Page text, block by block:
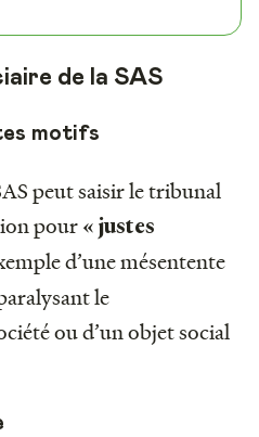
de la SAS
motifs
peut saisir le tribunal
pour « justes
d’une mésentente
le
ou d’un objet social